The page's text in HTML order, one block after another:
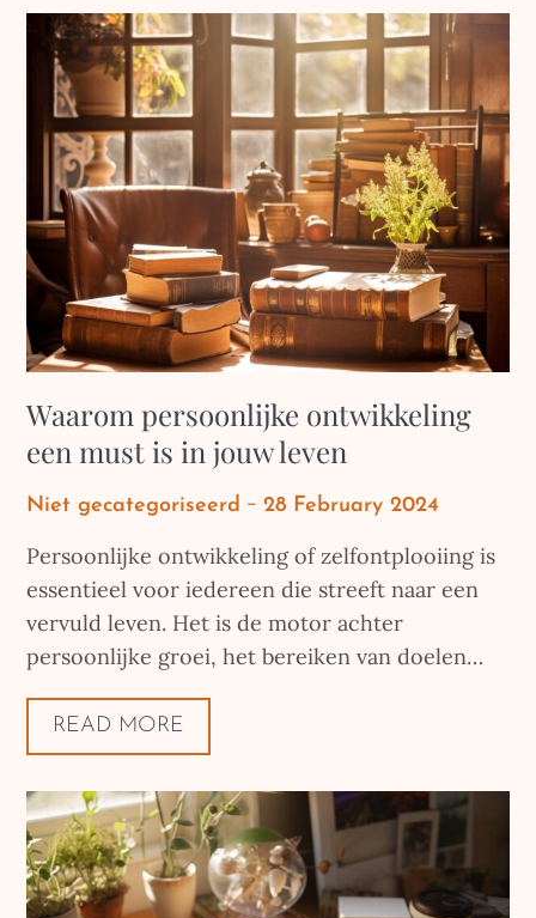
Waarom persoonlijke ontwikkeling
een must is in jouw leven
Niet gecategoriseerd
Posted
28 February 2024
Persoonlijke ontwikkeling of zelfontplooiing is
essentieel voor iedereen die streeft naar een
vervuld leven. Het is de motor achter
persoonlijke groei, het bereiken van doelen…
READ MORE